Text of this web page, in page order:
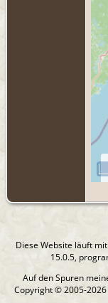
Diese Website läuft mit
15.0.5,
Auf den Spuren
Copyright © 2005-